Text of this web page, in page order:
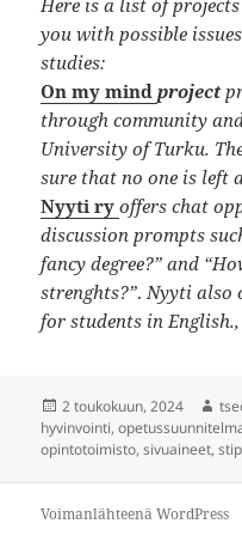
you with possible
studies:
On my mind project
through community
University of Turku.
sure that no one is left
Nyyti ryoffers chat
discussion prompts
fancy degree?” and
strenghts?”. Nyyti also
for students in
Julkaistu
2 toukokuun, 2024
hyvinvointi,
opintotoimisto,sivuaineet,
Voimanlähteenä WordPress